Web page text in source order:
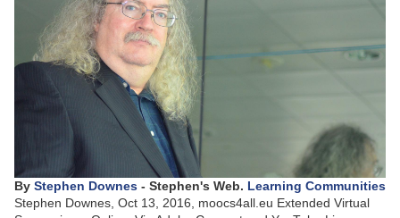
By Stephen Downes - Stephen's Web. Learning Communities
Stephen Downes, Oct 13, 2016, moocs4all.eu Extended Virtual